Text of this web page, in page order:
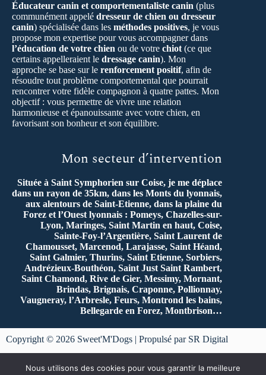
Éducateur canin et comportementaliste canin (plus
communément appelé dresseur de chien ou dresseur
canin) spécialisée dans les méthodes positives, je vous
propose mon expertise pour vous accompagner dans
l’éducation de votre chien ou de votre chiot(ce que
certains appelleraient le dressage canin). Mon
approche se base sur le renforcement positif, afin de
résoudre tout problème comportemental que pourrait
rencontrer votre fidèle compagnon à quatre pattes. Mon
objectif : vous permettre de vivre une relation
harmonieuse et épanouissante avec votre chien, en
favorisant son bonheur et son équilibre.
Mon secteur d’intervention
Située à Saint Symphorien sur Coise, je me déplace
dans un rayon de 35km, dans les Monts du lyonnais,
aux alentours de Saint-Etienne, dans la plaine du
Forez et l’Ouest lyonnais : Pomeys, Chazelles-sur-
Lyon, Maringes, Saint Martin en haut, Coise,
Sainte-Foy-l’Argentière, Saint Laurent de
Chamousset, Marcenod, Larajasse, Saint Héand,
Saint Galmier, Thurins, Saint Etienne, Sorbiers,
Andrézieux-Bouthéon, Saint Just Saint Rambert,
Saint Chamond, Rive de Gier, Messimy, Mornant,
Brindas, Brignais, Craponne, Pollionnay,
Vaugneray, l’Arbresle, Feurs, Montrond les bains,
Bellegarde en Forez, Montbrison…
Copyright © 2026 Sweet'M'Dogs | Propulsé par SR Digital
Nous utilisons des cookies pour vous garantir la meilleure